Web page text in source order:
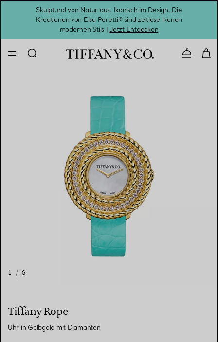
Skulptural von Natur aus. Ikonisch im Design. Die
Kreationen von Elsa Peretti® sind zeitlose Ikonen
modernen Stils |Jetzt Entdecken
1 / 6
Tiffany Rope
Uhr in Gelbgold mit Diamanten